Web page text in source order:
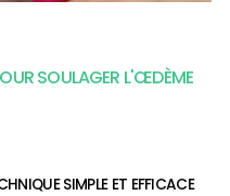
SOULAGER L'ŒDÈME
SIMPLE ET EFFICACE